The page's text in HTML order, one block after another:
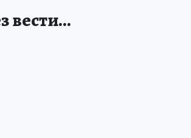
вести…